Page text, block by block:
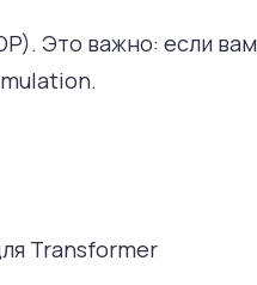
Это важно: если вам
Transformer